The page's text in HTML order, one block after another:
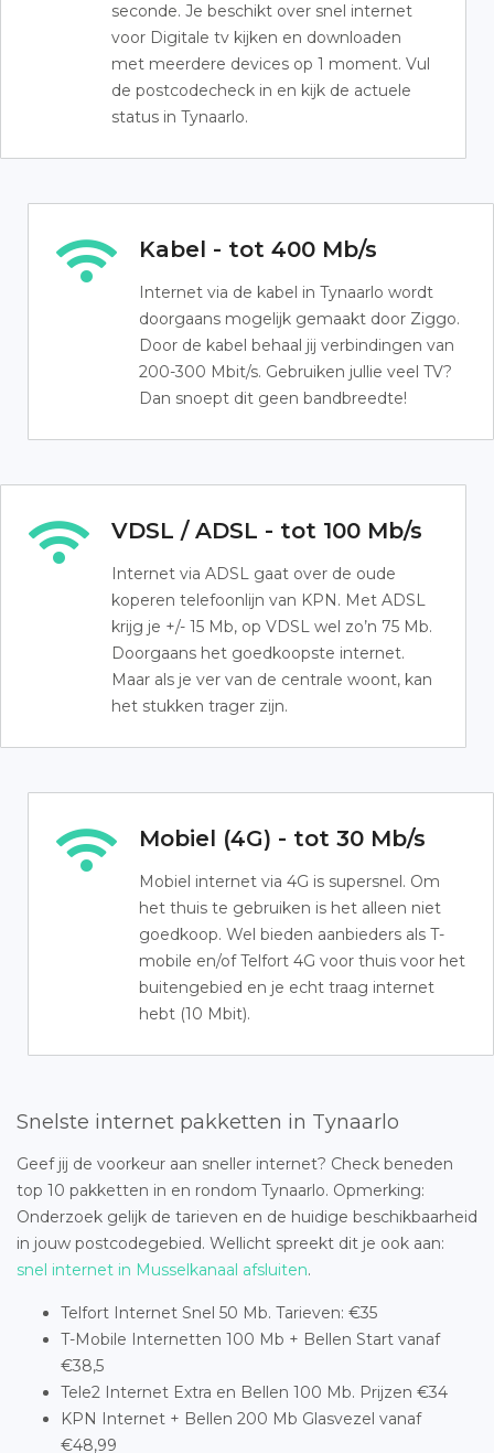
seconde. Je beschikt over snel internet
voor Digitale tv kijken en downloaden
met meerdere devices op 1 moment. Vul
de postcodecheck in en kijk de actuele
status in Tynaarlo.
Kabel - tot 400 Mb/s
Internet via de kabel in Tynaarlo wordt
doorgaans mogelijk gemaakt door Ziggo.
Door de kabel behaal jij verbindingen van
200-300 Mbit/s. Gebruiken jullie veel TV?
Dan snoept dit geen bandbreedte!
VDSL / ADSL - tot 100 Mb/s
Internet via ADSL gaat over de oude
koperen telefoonlijn van KPN. Met ADSL
krijg je +/- 15 Mb, op VDSL wel zo’n 75 Mb.
Doorgaans het goedkoopste internet.
Maar als je ver van de centrale woont, kan
het stukken trager zijn.
Mobiel (4G) - tot 30 Mb/s
Mobiel internet via 4G is supersnel. Om
het thuis te gebruiken is het alleen niet
goedkoop. Wel bieden aanbieders als T-
mobile en/of Telfort 4G voor thuis voor het
buitengebied en je echt traag internet
hebt (10 Mbit).
Snelste internet pakketten in Tynaarlo
Geef jij de voorkeur aan sneller internet? Check beneden
top 10 pakketten in en rondom Tynaarlo. Opmerking:
Onderzoek gelijk de tarieven en de huidige beschikbaarheid
in jouw postcodegebied. Wellicht spreekt dit je ook aan:
snel internet in Musselkanaal afsluiten.
Telfort Internet Snel 50 Mb. Tarieven: €35
T-Mobile Internetten 100 Mb + Bellen Start vanaf
€38,5
Tele2 Internet Extra en Bellen 100 Mb. Prijzen €34
KPN Internet + Bellen 200 Mb Glasvezel vanaf
€48,99